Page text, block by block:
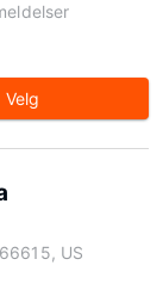
Velg
US